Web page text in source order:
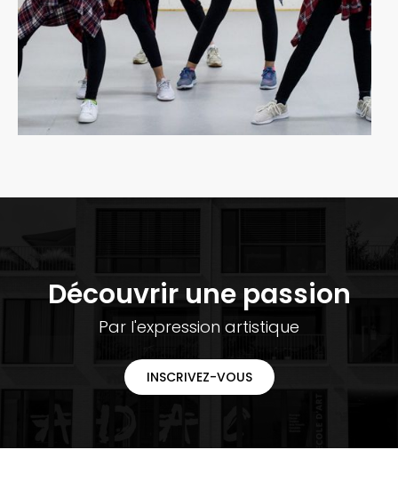
Découvrir une passion
Par l'expression artistique
INSCRIVEZ-VOUS